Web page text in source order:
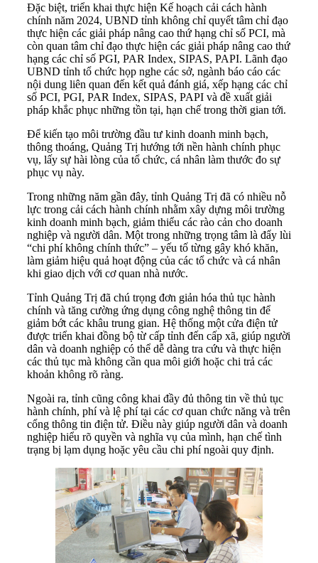
Đặc biệt, triển khai thực hiện Kế hoạch cải cách hành
chính năm 2024, UBND tỉnh không chỉ quyết tâm chỉ đạo
thực hiện các giải pháp nâng cao thứ hạng chỉ số PCI, mà
còn quan tâm chỉ đạo thực hiện các giải pháp nâng cao thứ
hạng các chỉ số PGI, PAR Index, SIPAS, PAPI. Lãnh đạo
UBND tỉnh tổ chức họp nghe các sở, ngành báo cáo các
nội dung liên quan đến kết quả đánh giá, xếp hạng các chỉ
số PCI, PGI, PAR Index, SIPAS, PAPI và đề xuất giải
pháp khắc phục những tồn tại, hạn chế trong thời gian tới.
Để kiến tạo môi trường đầu tư kinh doanh minh bạch,
thông thoáng, Quảng Trị hướng tới nền hành chính phục
vụ, lấy sự hài lòng của tổ chức, cá nhân làm thước đo sự
phục vụ này.
Trong những năm gần đây, tỉnh Quảng Trị đã có nhiều nỗ
lực trong cải cách hành chính nhằm xây dựng môi trường
kinh doanh minh bạch, giảm thiểu các rào cản cho doanh
nghiệp và người dân. Một trong những trọng tâm là đẩy lùi
“chi phí không chính thức” – yếu tố từng gây khó khăn,
làm giảm hiệu quả hoạt động của các tổ chức và cá nhân
khi giao dịch với cơ quan nhà nước.
Tỉnh Quảng Trị đã chú trọng đơn giản hóa thủ tục hành
chính và tăng cường ứng dụng công nghệ thông tin để
giảm bớt các khâu trung gian. Hệ thống một cửa điện tử
được triển khai đồng bộ từ cấp tỉnh đến cấp xã, giúp người
dân và doanh nghiệp có thể dễ dàng tra cứu và thực hiện
các thủ tục mà không cần qua môi giới hoặc chi trả các
khoản không rõ ràng.
Ngoài ra, tỉnh cũng công khai đầy đủ thông tin về thủ tục
hành chính, phí và lệ phí tại các cơ quan chức năng và trên
cổng thông tin điện tử. Điều này giúp người dân và doanh
nghiệp hiểu rõ quyền và nghĩa vụ của mình, hạn chế tình
trạng bị lạm dụng hoặc yêu cầu chi phí ngoài quy định.